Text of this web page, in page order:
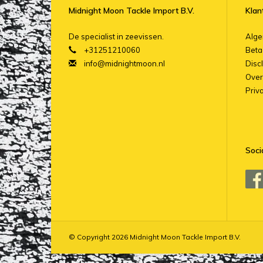
Midnight Moon Tackle Import B.V.
De specialist in zeevissen.
+31251210060
info@midnightmoon.nl
© Copyright 2026 Midnight Moon Tackle Import B.V.